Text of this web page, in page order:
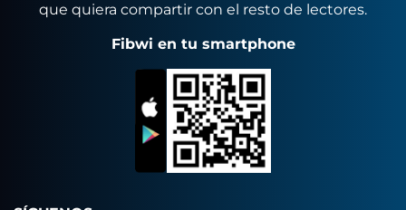
que quiera compartir con el resto de lectores.
Fibwi en tu smartphone